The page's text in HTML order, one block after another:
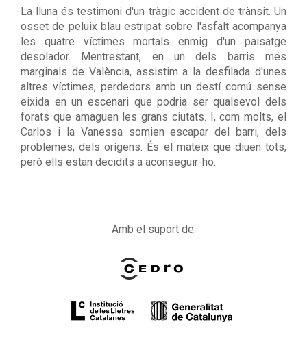
La lluna és testimoni d'un tràgic accident de trànsit. Un
osset de peluix blau estripat sobre l'asfalt acompanya
les quatre víctimes mortals enmig d'un paisatge
desolador. Mentrestant, en un dels barris més
marginals de València, assistim a la desfilada d'unes
altres víctimes, perdedors amb un destí comú sense
eixida en un escenari que podria ser qualsevol dels
forats que amaguen les grans ciutats. I, com molts, el
Carlos i la Vanessa somien escapar del barri, dels
problemes, dels orígens. És el mateix que diuen tots,
però ells estan decidits a aconseguir-ho.
Amb el suport de: